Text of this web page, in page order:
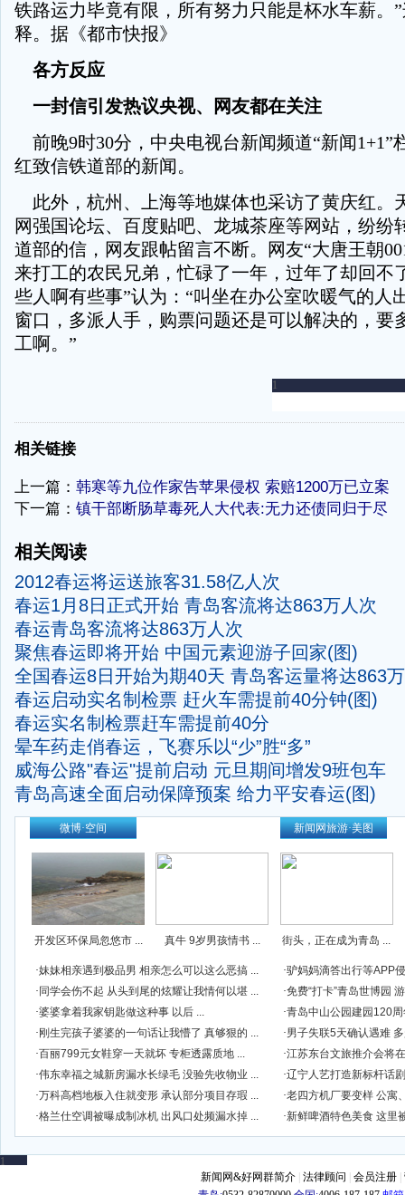
铁路运力毕竟有限，所有努力只能是杯水车薪。
释。据《都市快报》
各方反应
一封信引发热议央视、网友都在关注
前晚9时30分，中央电视台新闻频道“新闻1+1”
红致信铁道部的新闻。
此外，杭州、上海等地媒体也采访了黄庆红。
网强国论坛、百度贴吧、龙城茶座等网站，纷纷
道部的信，网友跟帖留言不断。网友“大唐王朝
来打工的农民兄弟，忙碌了一年，过年了却回不
些人啊有些事”认为：“叫坐在办公室吹暖气的人
窗口，多派人手，购票问题还是可以解决的，要
工啊。”
-
相关链接
上一篇： 韩寒等九位作家告苹果侵权 索赔1200万已立案
下一篇： 镇干部断肠草毒死人大代表:无力还债同归于尽
相关阅读
2012春运将运送旅客31.58亿人次
春运1月8日正式开始 青岛客流将达863万人次
春运青岛客流将达863万人次
聚焦春运即将开始 中国元素迎游子回家(图)
全国春运8日开始为期40天 青岛客运量将达863万
春运启动实名制检票 赶火车需提前40分钟(图)
春运实名制检票赶车需提前40分
晕车药走俏春运，飞赛乐以“少”胜“多”
威海公路"春运"提前启动 元旦期间增发9班包车
青岛高速全面启动保障预案 给力平安春运(图)